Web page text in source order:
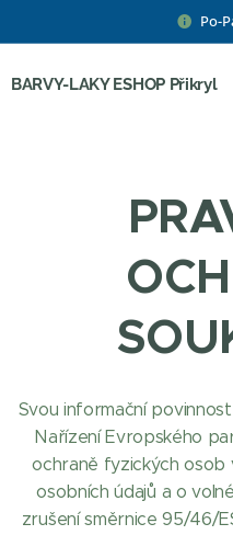
Po-
BARVY-LAKY ESHOP Přikryl
Svou informační povinnost
Nařízení Evropského
ochraně fyzických osob
osobních údajů a o
zrušení směrnice 95/46/